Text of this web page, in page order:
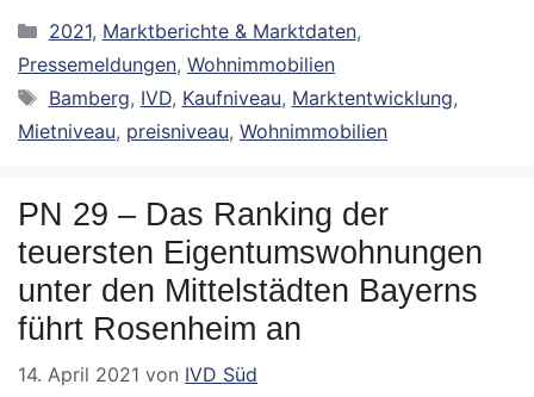
Kategorien
2021, Marktberichte & Marktdaten,
Pressemeldungen, Wohnimmobilien
Schlagwörter
Bamberg, IVD, Kaufniveau, Marktentwicklung,
Mietniveau, preisniveau, Wohnimmobilien
PN 29 – Das Ranking der
teuersten Eigentumswohnungen
unter den Mittelstädten Bayerns
führt Rosenheim an
14. April 2021 von IVD Süd